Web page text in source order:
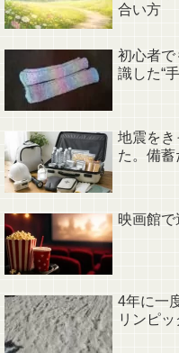
合い方
初心者で
識した“
地震をき
た。備蓄
映画館で
4年に一
リンピ